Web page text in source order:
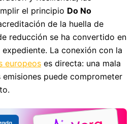
el principio Do No
de la huella de
reducción se ha convertido en
La conexión con la
europeos es directa: una mala
puede comprometer